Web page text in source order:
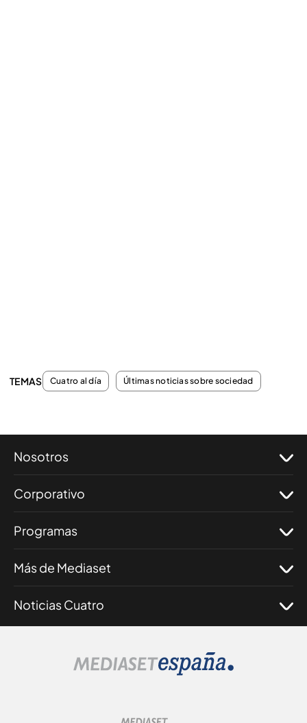
TEMAS Cuatro al día Últimas noticias sobre sociedad
Nosotros
Corporativo
Programas
Más de Mediaset
Noticias Cuatro